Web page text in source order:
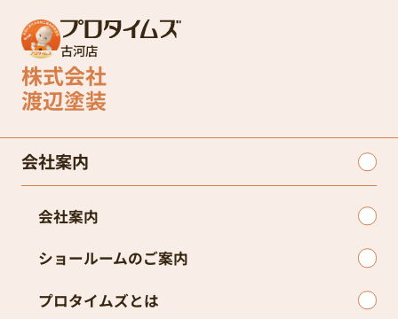
古河店
株式会社
渡辺塗装
会社案内
会社案内
ショールームのご案内
プロタイムズとは